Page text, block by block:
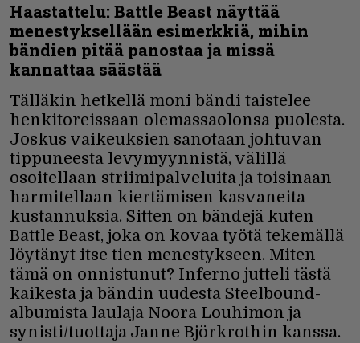
Haastattelu: Battle Beast näyttää
menestyksellään esimerkkiä, mihin
bändien pitää panostaa ja missä
kannattaa säästää
Tälläkin hetkellä moni bändi taistelee
henkitoreissaan olemassaolonsa puolesta.
Joskus vaikeuksien sanotaan johtuvan
tippuneesta levymyynnistä, välillä
osoitellaan striimipalveluita ja toisinaan
harmitellaan kiertämisen kasvaneita
kustannuksia. Sitten on bändejä kuten
Battle Beast, joka on kovaa työtä tekemällä
löytänyt itse tien menestykseen. Miten
tämä on onnistunut? Inferno jutteli tästä
kaikesta ja bändin uudesta Steelbound-
albumista laulaja Noora Louhimon ja
synisti/tuottaja Janne Björkrothin kanssa.